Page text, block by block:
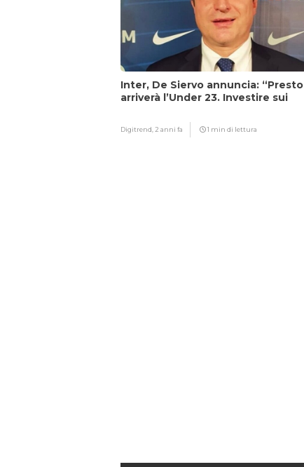
Inter, De Siervo annuncia: “Presto
arriverà l’Under 23. Investire sui
Digitrend,2 anni fa 1 min di lettura